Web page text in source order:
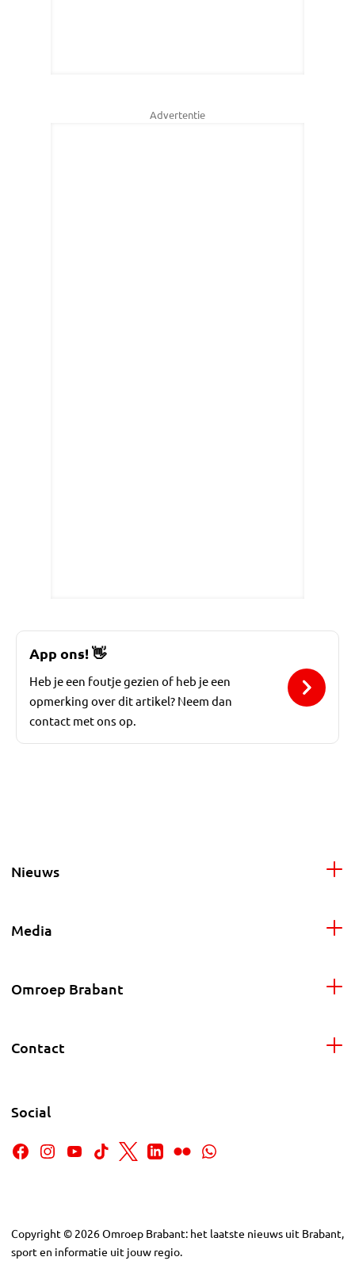
Advertentie
App ons!👋
Heb je een foutje gezien of heb je een
opmerking over dit artikel? Neem dan
contact met ons op.
Nieuws
Media
Omroep Brabant
Contact
Social
Copyright © 2026Omroep Brabant: het laatste nieuws uit Brabant,
sport en informatie uit jouw regio.